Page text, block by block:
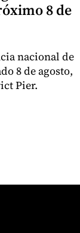
8 de
nacional de
8 de agosto,
Pier.